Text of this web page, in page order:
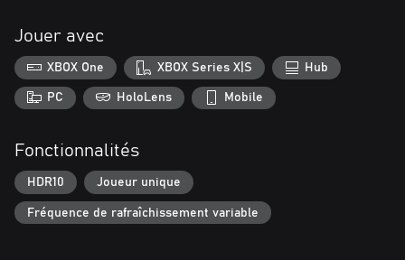
Jouer avec
XBOX One XBOX Series X|S Hub
PC HoloLens Mobile
Fonctionnalités
HDR10 Joueur unique
Fréquence de rafraîchissement variable